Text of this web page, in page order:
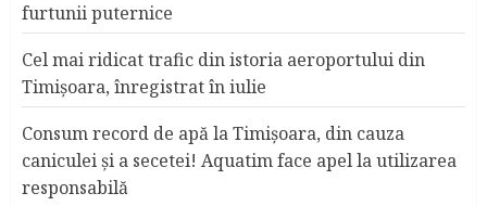
furtunii puternice
Cel mai ridicat trafic din istoria aeroportului din
Timişoara, înregistrat în iulie
Consum record de apă la Timişoara, din cauza
caniculei şi a secetei! Aquatim face apel la utilizarea
responsabilă